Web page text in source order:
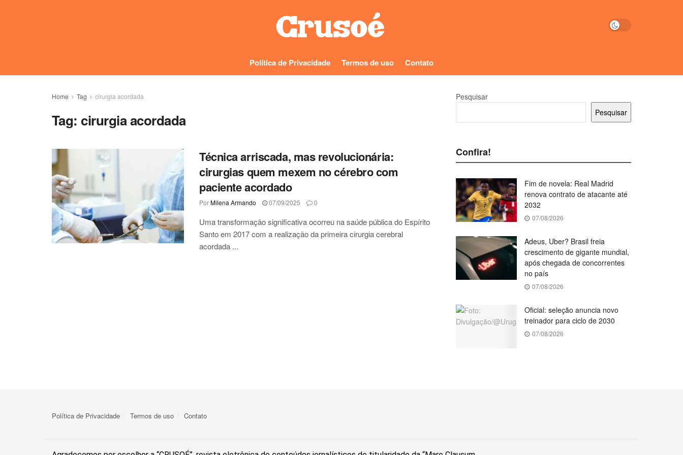
Política de Privacidade Termos de uso Contato
Home Tag cirurgia acordada
Tag: cirurgia acordada
Técnica arriscada, mas revolucionária:
cirurgias quem mexem no cérebro com
paciente acordado
PorMilena Armando 07/09/2025 0
Uma transformação significativa ocorreu na saúde pública do Espírito
Santo em 2017 com a realização da primeira cirurgia cerebral
acordada ...
Pesquisar
Pesquisar
Confira!
Fim de novela: Real Madrid
renova contrato de atacante até
2032
07/08/2026
Adeus, Uber? Brasil freia
crescimento de gigante mundial,
após chegada de concorrentes
no país
07/08/2026
Oficial: seleção anuncia novo
treinador para ciclo de 2030
07/08/2026
Política de Privacidade Termos de uso Contato